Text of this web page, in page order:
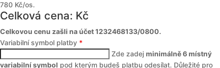
780 Kč/os.
total
Celková cena: Kč
Celkovou cenu zašli na účet 1232468133/0800.
Variabilní symbol platby *
Zde zadej minimálně 6 místný
variabilní symbol pod kterým budeš platbu odesílat. Důležité pro